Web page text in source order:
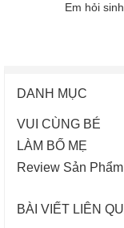
Em hỏi
DANH MỤC
VUI CÙNG BÉ
LÀM BỐ MẸ
Review Sản Phẩm
BÀI VIẾT LIÊN